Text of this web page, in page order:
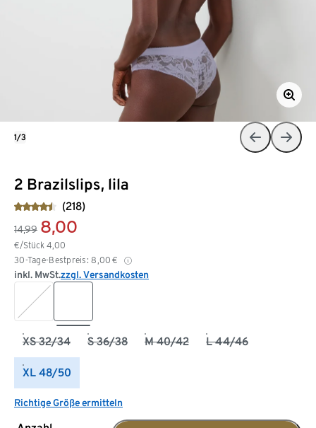
2 Brazilslips, lila
(218)
14,99 8,00
€/Stück 4,00
30-Tage-Bestpreis: 8,00 €
inkl. MwSt.zzgl. Versandkosten
XS 32/34 S 36/38 M 40/42 L 44/46
XL 48/50
Richtige Größe ermitteln
1/3